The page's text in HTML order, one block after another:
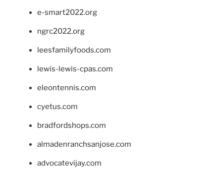
e-smart2022.org
ngrc2022.org
leesfamilyfoods.com
lewis-lewis-cpas.com
eleontennis.com
cyetus.com
bradfordshops.com
almadenranchsanjose.com
advocatevijay.com